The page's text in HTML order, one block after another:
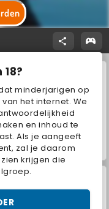
minderjarigen op
het internet. We
en inhoud te
Als je aangeeft
zal je daarom
krijgen die
Makeover & Makeup Studio